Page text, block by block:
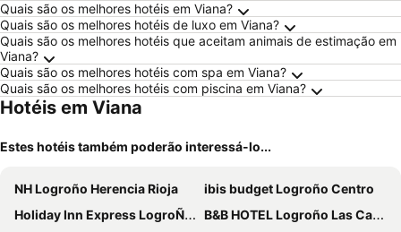
Quais são os melhores hotéis em Viana?
Quais são os melhores hotéis de luxo em Viana?
Quais são os melhores hotéis que aceitam animais de estimação em
Viana?
Quais são os melhores hotéis com spa em Viana?
Quais são os melhores hotéis com piscina em Viana?
Hotéis em Viana
Estes hotéis também poderão interessá-lo...
NH Logroño Herencia Rioja
ibis budget Logroño Centro
Holiday Inn Express LogroÑo Rioja By Ihg
B&B HOTEL Logroño Las Cañas